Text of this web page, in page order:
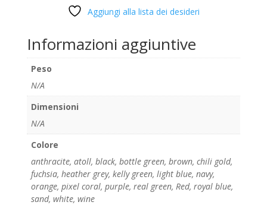
Aggiungi alla lista dei desideri
Informazioni aggiuntive
Peso
N/A
Dimensioni
N/A
Colore
anthracite, atoll, black, bottle green, brown, chili gold,
fuchsia, heather grey, kelly green, light blue, navy,
orange, pixel coral, purple, real green, Red, royal blue,
sand, white, wine